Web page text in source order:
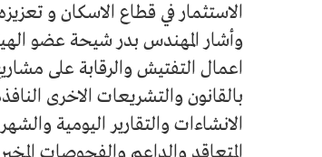
الاستثمار في قطاع الاسكان و
وأشار المهندس بدر شيحة عضو
اعمال التفتيش والرقابة على
بالقانون والتشريعات الاخرى
الانشاءات والتقارير اليومية